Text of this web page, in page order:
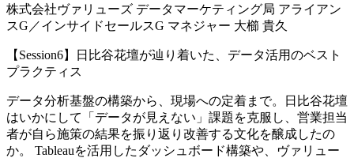
株式会社ヴァリューズ データマーケティング局 アライアン
スG／インサイドセールスG マネジャー 大櫛 貴久
【Session6】日比谷花壇が辿り着いた、データ活用のベスト
プラクティス
データ分析基盤の構築から、現場への定着まで。日比谷花壇
はいかにして「データが見えない」課題を克服し、営業担当
者が自ら施策の結果を振り返り改善する文化を醸成したの
か。 Tableauを活用したダッシュボード構築や、ヴァリュー